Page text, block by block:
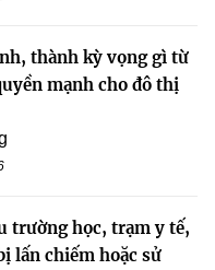
thành kỳ vọng gì từ
mạnh cho đô thị
trường học, trạm y tế,
lấn chiếm hoặc sử